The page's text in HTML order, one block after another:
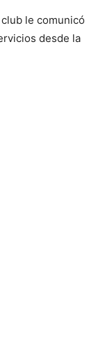
le comunicó
desde la